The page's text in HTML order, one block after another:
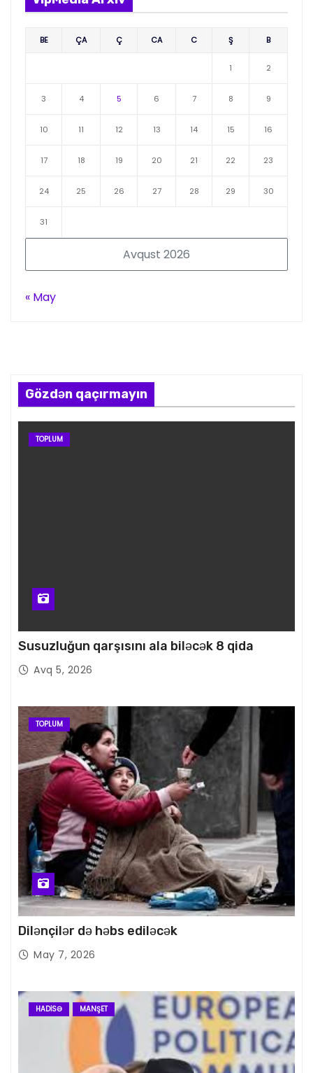
Avqust 2026
BE ÇA Ç CA C Ş B
1 2
3 4 5 6 7 8 9
10 11 12 13 14 15 16
17 18 19 20 21 22 23
24 25 26 27 28 29 30
31
« May
Gözdən qaçırmayın
TOPLUM
Susuzluğun qarşısını ala biləcək 8 qida
Avq 5, 2026
TOPLUM
Dilənçilər də həbs ediləcək
May 7, 2026
HADISƏ MANŞET